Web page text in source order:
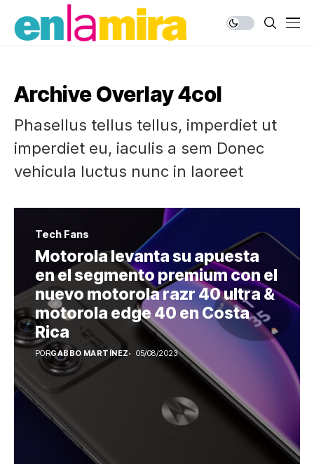
Archive Overlay 4col
Phasellus tellus tellus, imperdiet ut
imperdiet eu, iaculis a sem Donec
vehicula luctus nunc in laoreet
Tech Fans
Motorola levanta su apuesta
en el segmento premium con el
nuevo motorola razr 40 ultra &
motorola edge 40 en Costa
Rica
PORGABBO MARTÍNEZ 05/08/2023